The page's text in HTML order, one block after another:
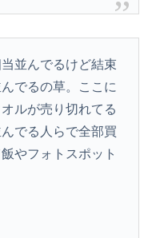
並んでるけど結束
でるの草。ここに
ルが売り切れてる
でる人らで全部買
やフォトスポット